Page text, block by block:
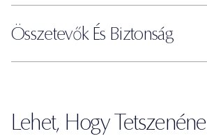
Összetevők És Biztonság
Lehet, Hogy